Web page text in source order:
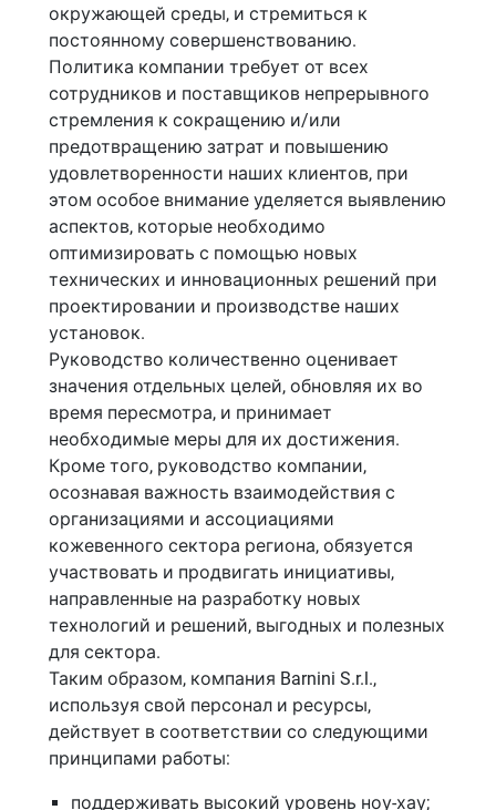
окружающей среды, и стремиться к
постоянному совершенствованию.
Политика компании требует от всех
сотрудников и поставщиков непрерывного
стремления к сокращению и/или
предотвращению затрат и повышению
удовлетворенности наших клиентов, при
этом особое внимание уделяется выявлению
аспектов, которые необходимо
оптимизировать с помощью новых
технических и инновационных решений при
проектировании и производстве наших
установок.
Руководство количественно оценивает
значения отдельных целей, обновляя их во
время пересмотра, и принимает
необходимые меры для их достижения.
Кроме того, руководство компании,
осознавая важность взаимодействия с
организациями и ассоциациями
кожевенного сектора региона, обязуется
участвовать и продвигать инициативы,
направленные на разработку новых
технологий и решений, выгодных и полезных
для сектора.
Таким образом, компания Barnini S.r.l.,
используя свой персонал и ресурсы,
действует в соответствии со следующими
принципами работы:
поддерживать высокий уровень ноу-хау;